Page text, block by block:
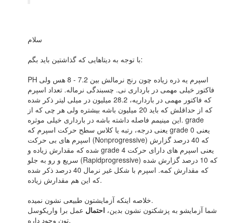
سلام
با توجه به دیتاهایی که گذاشتین باید بگم:
PH اسپرم یه ذره زیاده چون رنج نرمالش بین 7.2 - 8 هس ولی
فاکتور خیلی مهمی در بارداری نی. چسبندگی نرماله. تعداد اسپرم
که فاکتور مهمی در بارداریه، 28.2 میلیون در میلی لیتر ذکر شده
که از حداقلش که باید 20 میلیون باشه بیشتره ولی هر چی که از
این مینیمم فاصله داشته باشه در بارداری خیلی موثره. grade
یعنی درجه، رتبه یا کلاس سطح حرکت اسپرم که grade 0 یعنی
اسپرم های بی حرکت (Nonprogressive) که 40 درصد گزارش
شده که مقدارش زیاده و grade 4 یعنی اسپرم های دارای حرکت
سریع و رو به جلو (Rapidprogressive) که 10 درصد گزارش شده
که مقدارش کمه. اسپرم با شکل غیر نرمال 40 درصد ذکر شده
که این هم مقدارش زیاده.
خلاصه اینکه آزمایشتون طبیعی نشون نمیده.
شما آزمایشو به پزشکتون نشون بدین، احتمال عمل برا واریکوسل
تون وجود داره.